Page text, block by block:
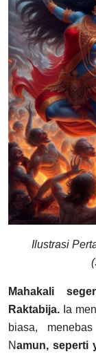
Ilustrasi
Mahakali
Raktabija. Ia
biasa,
Namun, seperti